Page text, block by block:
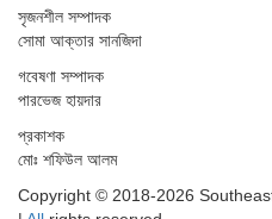
সৃজনশীল সম্পাদক
সোমা আক্তার সানজিদা
গবেষণা সম্পাদক
পারভেজ হায়দার
প্রকাশক
মোঃ শফিউল আলম
Copyright © 2018-2026